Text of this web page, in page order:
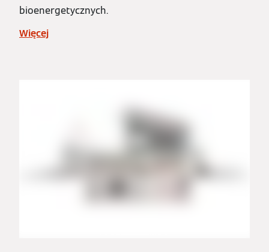
bioenergetycznych.
Więcej